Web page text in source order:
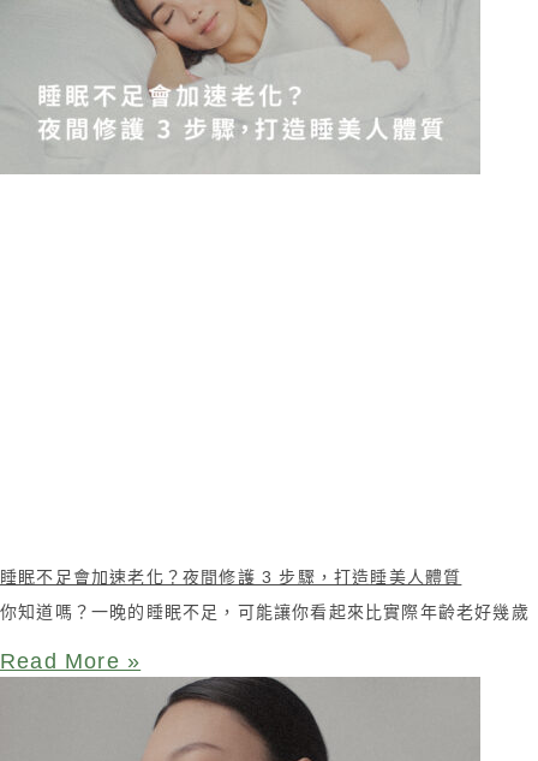
睡眠不足會加速老化？夜間修護 3 步驟，打造睡美人體質
你知道嗎？一晚的睡眠不足，可能讓你看起來比實際年齡老好幾歲
Read More »